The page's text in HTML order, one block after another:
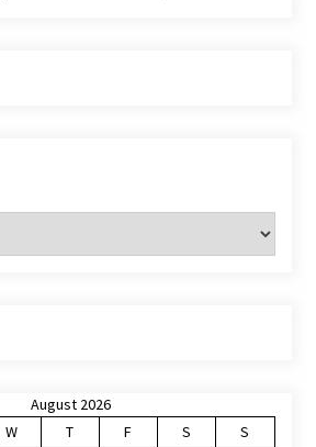
August 2026
W T F S
S